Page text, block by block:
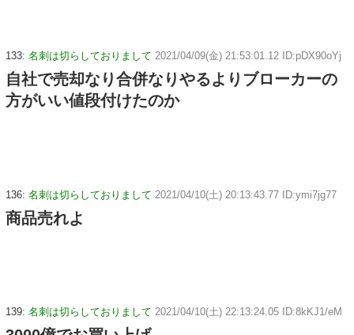
133: 名刺は切らしておりまして 2021/04/09(金) 21:53:01.12 ID:pDX90oYj
自社で売却なり合併なりやるよりブローカーの
方がいい値段付けたのか
136: 名刺は切らしておりまして 2021/04/10(土) 20:13:43.77 ID:ymi7jg77
商品売れよ
139: 名刺は切らしておりまして 2021/04/10(土) 22:13:24.05 ID:8kKJ1/eM